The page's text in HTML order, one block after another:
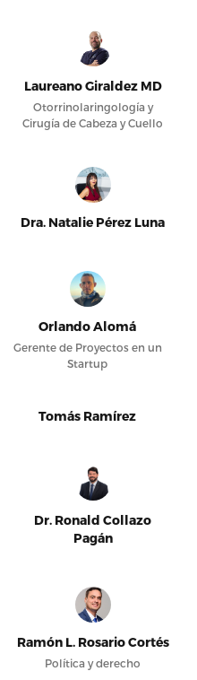
Laureano Giraldez MD
Otorrinolaringología y
Cirugía de Cabeza y Cuello
Dra. Natalie Pérez Luna
Orlando Alomá
Gerente de Proyectos en un
Startup
Tomás Ramírez
Dr. Ronald Collazo
Pagán
Ramón L. Rosario Cortés
Política y derecho